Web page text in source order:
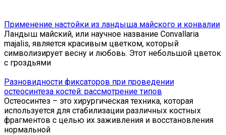
Применение настойки из ландыша майского и конвалии
Ландыш майский, или научное название Convallaria
majalis, является красивым цветком, который
символизирует весну и любовь. Этот небольшой цветок
с гроздьями
Разновидности фиксаторов при проведении
остеосинтеза костей: рассмотрение типов
Остеосинтез – это хирургическая техника, которая
используется для стабилизации различных костных
фрагментов с целью их заживления и восстановления
нормальной